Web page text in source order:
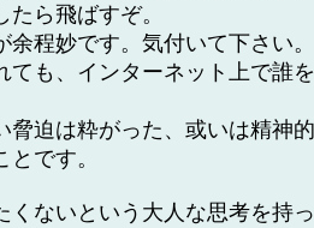
ら飛ばすぞ。
余程妙です。気付いて下さい。
ても、インターネット上で誰
脅迫は粋がった、或いは精神
です。
くないという大人な思考を持